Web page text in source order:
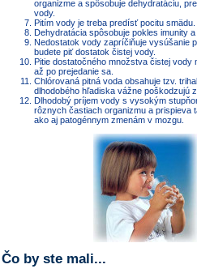
organizme a spôsobuje dehydratáciu,
vody.
Pitím vody je treba predísť pocitu
Dehydratácia spôsobuje pokles imunity
Nedostatok vody zapríčiňuje vysúšanie
budete piť dostatok čistej vody.
Pitie dostatočného množstva čistej
až po prejedanie sa.
Chlórovaná pitná voda obsahuje tzv.
dlhodobého hľadiska vážne poškodzujú
Dlhodobý príjem vody s vysokým
rôznych častiach organizmu a
ako aj patogénnym zmenám v mozgu.
Čo by ste mali...